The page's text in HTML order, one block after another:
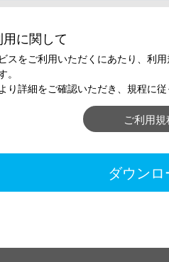
用に関して
スをご利用いただくにあたり、利
。
り詳細をご確認いただき、規程に従
ご利用規
ダウンロ